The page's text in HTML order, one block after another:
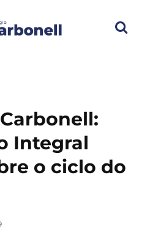
Integral
o ciclo do